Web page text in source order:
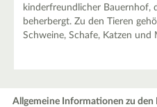
kinderfreundlicher Bauernhof,
beherbergt. Zu den Tieren
Schweine, Schafe, Katzen und
Allgemeine Informationen zu